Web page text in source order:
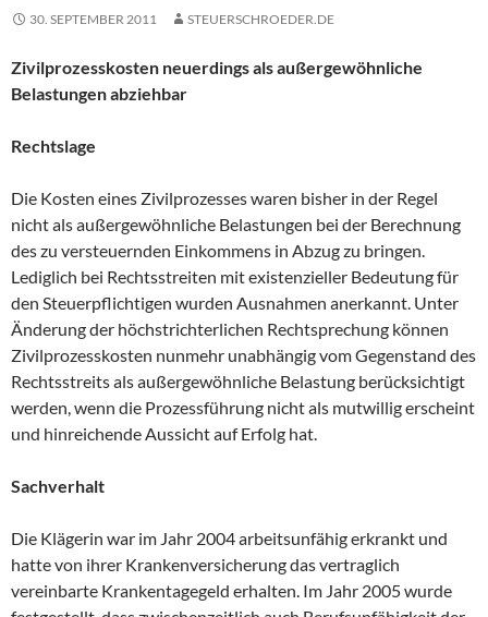
30. SEPTEMBER 2011 STEUERSCHROEDER.DE
Zivilprozesskosten neuerdings als außergewöhnliche
Belastungen abziehbar
Rechtslage
Die Kosten eines Zivilprozesses waren bisher in der Regel
nicht als außergewöhnliche Belastungen bei der Berechnung
des zu versteuernden Einkommens in Abzug zu bringen.
Lediglich bei Rechtsstreiten mit existenzieller Bedeutung für
den Steuerpflichtigen wurden Ausnahmen anerkannt. Unter
Änderung der höchstrichterlichen Rechtsprechung können
Zivilprozesskosten nunmehr unabhängig vom Gegenstand des
Rechtsstreits als außergewöhnliche Belastung berücksichtigt
werden, wenn die Prozessführung nicht als mutwillig erscheint
und hinreichende Aussicht auf Erfolg hat.
Sachverhalt
Die Klägerin war im Jahr 2004 arbeitsunfähig erkrankt und
hatte von ihrer Krankenversicherung das vertraglich
vereinbarte Krankentagegeld erhalten. Im Jahr 2005 wurde